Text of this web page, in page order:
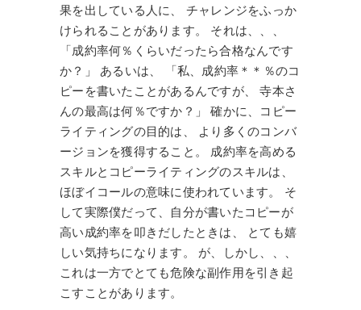
果を出している人に、 チャレンジをふっか
けられることがあります。 それは、、、
「成約率何％くらいだったら合格なんです
か？」 あるいは、 「私、成約率＊＊％のコ
ピーを書いたことがあるんですが、 寺本さ
んの最高は何％ですか？」 確かに、コピー
ライティングの目的は、 より多くのコンバ
ージョンを獲得すること。 成約率を高める
スキルとコピーライティングのスキルは、
ほぼイコールの意味に使われています。 そ
して実際僕だって、自分が書いたコピーが
高い成約率を叩きだしたときは、 とても嬉
しい気持ちになります。 が、しかし、、、
これは一方でとても危険な副作用を引き起
こすことがあります。